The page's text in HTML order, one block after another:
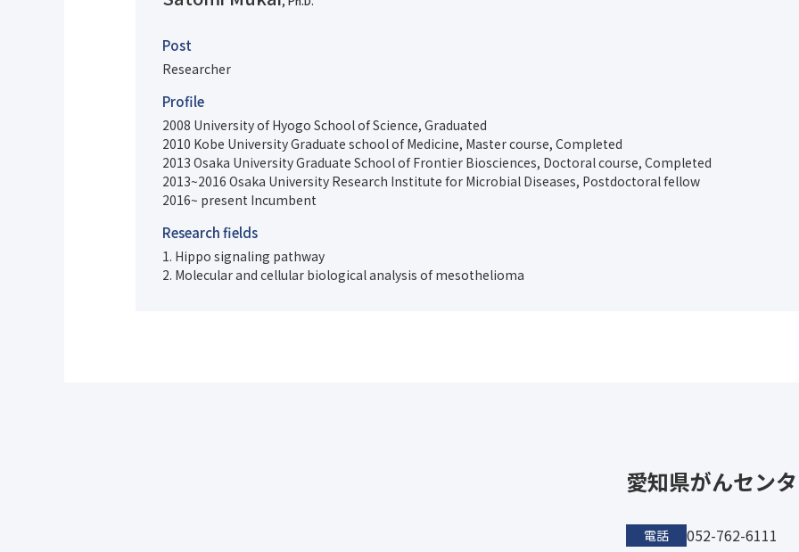
Post
Researcher
Profile
2008 University of Hyogo School of Science, Graduated
2010 Kobe University Graduate school of Medicine, Master course, Completed
2013 Osaka University Graduate School of Frontier Biosciences, Doctoral course, Completed
2013~2016 Osaka University Research Institute for Microbial Diseases, Postdoctoral fellow
2016~ present Incumbent
Research fields
1. Hippo signaling pathway
2. Molecular and cellular biological analysis of mesothelioma
愛知県がんセン
電話 052-762-6111